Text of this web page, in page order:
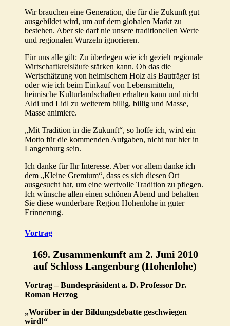
Wir brauchen eine Generation, die für die Zukunft gut
ausgebildet wird, um auf dem globalen Markt zu
bestehen. Aber sie darf nie unsere traditionellen Werte
und regionalen Wurzeln ignorieren.
Für uns alle gilt: Zu überlegen wie ich gezielt regionale
Wirtschaftkreisläufe stärken kann. Ob das die
Wertschätzung von heimischem Holz als Bauträger ist
oder wie ich beim Einkauf von Lebensmitteln,
heimische Kulturlandschaften erhalten kann und nicht
Aldi und Lidl zu weiterem billig, billig und Masse,
Masse animiere.
„Mit Tradition in die Zukunft“, so hoffe ich, wird ein
Motto für die kommenden Aufgaben, nicht nur hier in
Langenburg sein.
Ich danke für Ihr Interesse. Aber vor allem danke ich
dem „Kleine Gremium“, dass es sich diesen Ort
ausgesucht hat, um eine wertvolle Tradition zu pflegen.
Ich wünsche allen einen schönen Abend und behalten
Sie diese wunderbare Region Hohenlohe in guter
Erinnerung.
Vortrag
169. Zusammenkunft am 2. Juni 2010
auf Schloss Langenburg (Hohenlohe)
Vortrag – Bundespräsident a. D. Professor Dr.
Roman Herzog
„Worüber in der Bildungsdebatte geschwiegen
wird!“